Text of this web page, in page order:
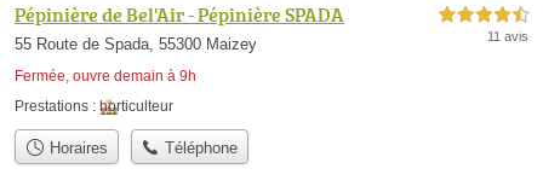
Pépinière de Bel'Air - Pépinière SPADA
55 Route de Spada, 55300 Maizey
Fermée, ouvre demain à 9h
4,5 étoiles sur 5
11 avis
Prestations : horticulteur
Horaires Téléphone